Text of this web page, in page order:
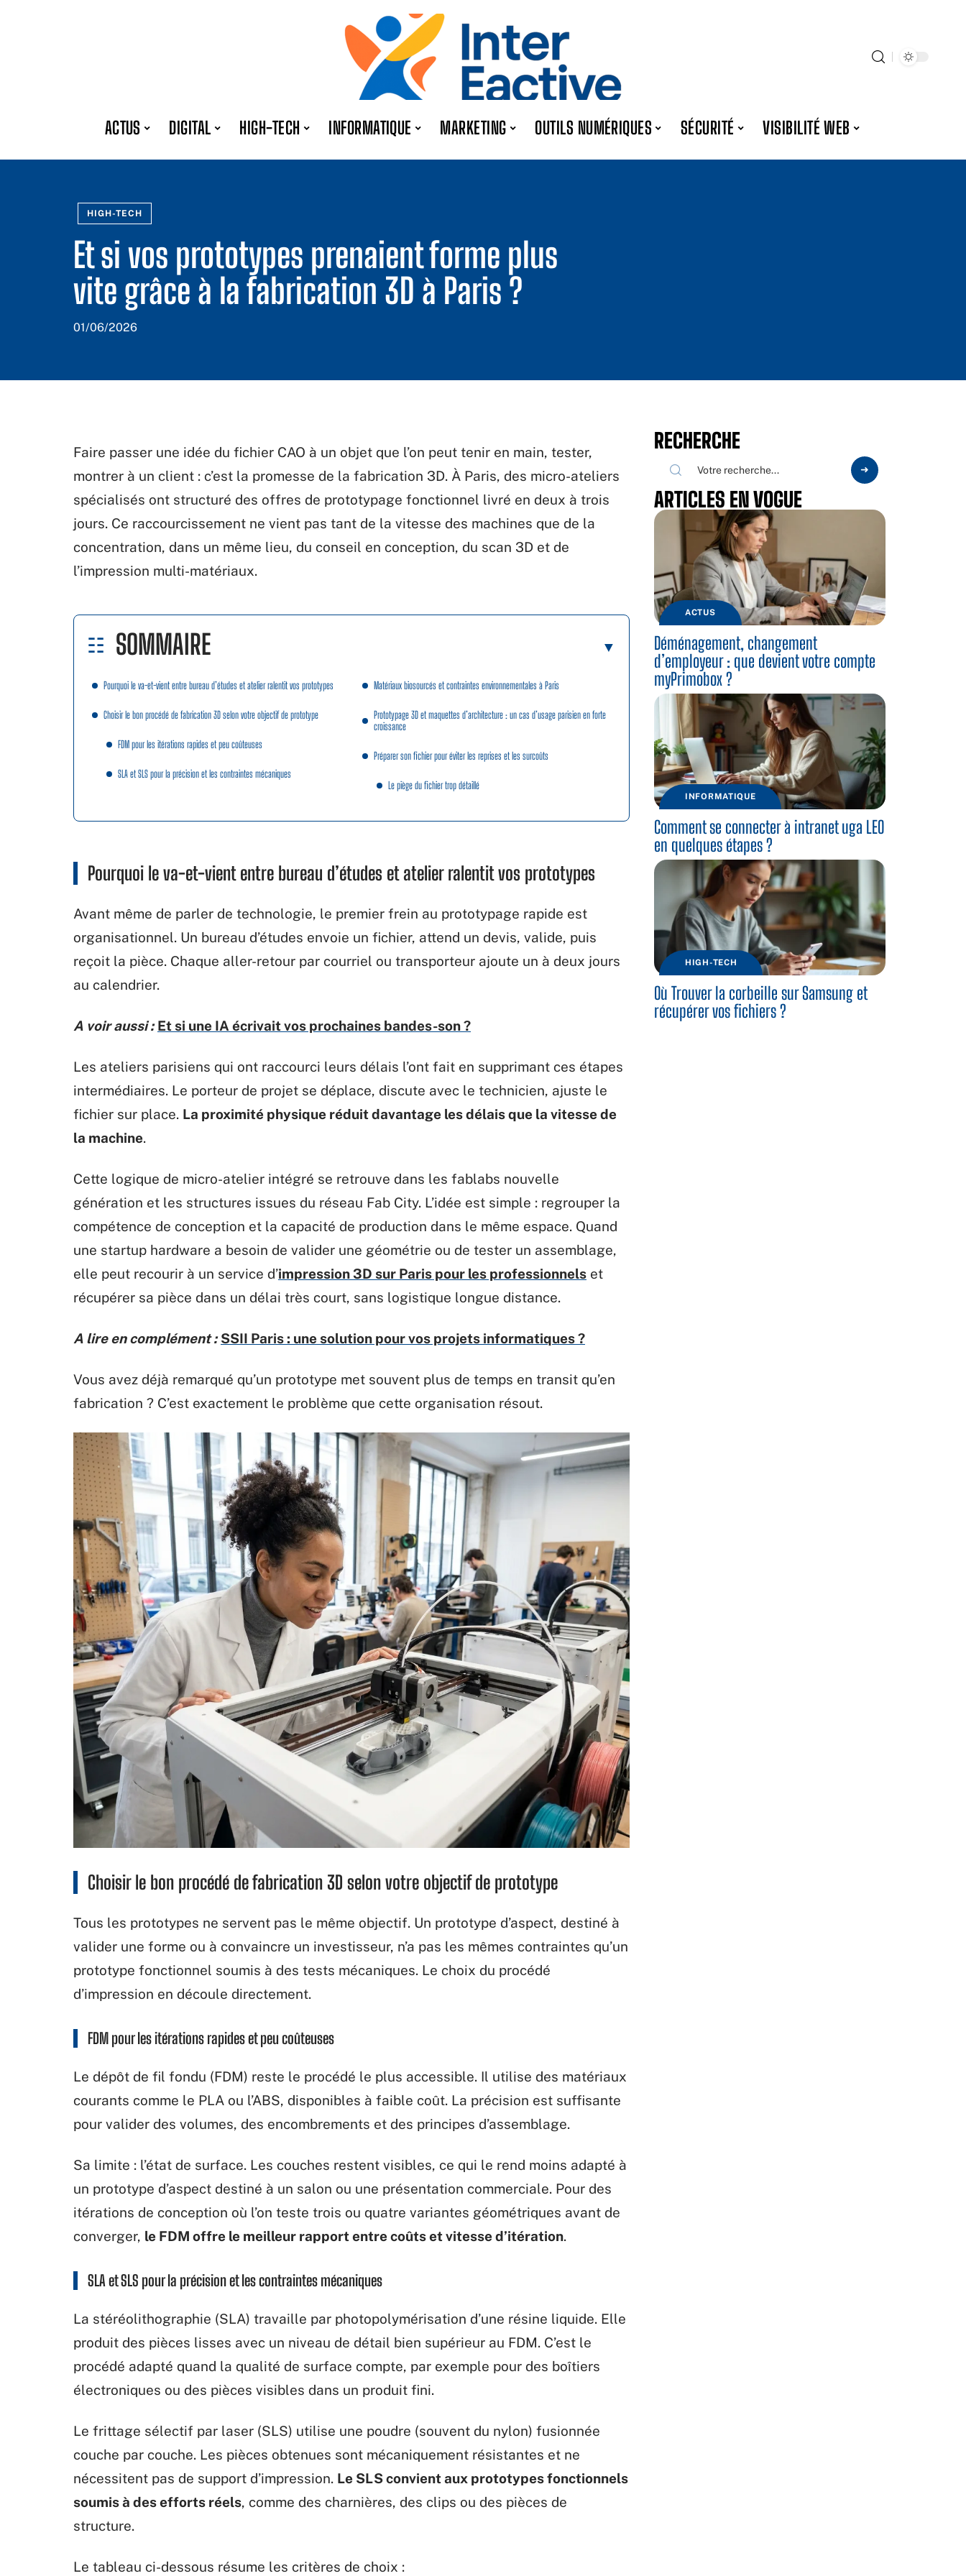
ACTUS DIGITAL HIGH-TECH INFORMATIQUE MARKETING OUTILS NUMÉRIQUES SÉCURITÉ VISIBILITÉ WEB
HIGH-TECH
Et si vos prototypes prenaient forme plus
vite grâce à la fabrication 3D à Paris ?
01/06/2026
Faire passer une idée du fichier CAO à un objet que l’on peut tenir en main, tester,
montrer à un client : c’est la promesse de la fabrication 3D. À Paris, des micro-ateliers
spécialisés ont structuré des offres de prototypage fonctionnel livré en deux à trois
jours. Ce raccourcissement ne vient pas tant de la vitesse des machines que de la
concentration, dans un même lieu, du conseil en conception, du scan 3D et de
l’impression multi-matériaux.
SOMMAIRE
Pourquoi le va-et-vient entre bureau d’études et atelier ralentit vos prototypes
Choisir le bon procédé de fabrication 3D selon votre objectif de prototype
FDM pour les itérations rapides et peu coûteuses
SLA et SLS pour la précision et les contraintes mécaniques
Matériaux biosourcés et contraintes environnementales à Paris
Prototypage 3D et maquettes d’architecture : un cas d’usage parisien en forte
croissance
Préparer son fichier pour éviter les reprises et les surcoûts
Le piège du fichier trop détaillé
Pourquoi le va-et-vient entre bureau d’études et atelier ralentit vos prototypes
Avant même de parler de technologie, le premier frein au prototypage rapide est
organisationnel. Un bureau d’études envoie un fichier, attend un devis, valide, puis
reçoit la pièce. Chaque aller-retour par courriel ou transporteur ajoute un à deux jours
au calendrier.
A voir aussi : Et si une IA écrivait vos prochaines bandes-son ?
Les ateliers parisiens qui ont raccourci leurs délais l’ont fait en supprimant ces étapes
intermédiaires. Le porteur de projet se déplace, discute avec le technicien, ajuste le
fichier sur place. La proximité physique réduit davantage les délais que la vitesse de
la machine.
Cette logique de micro-atelier intégré se retrouve dans les fablabs nouvelle
génération et les structures issues du réseau Fab City. L’idée est simple : regrouper la
compétence de conception et la capacité de production dans le même espace. Quand
une startup hardware a besoin de valider une géométrie ou de tester un assemblage,
elle peut recourir à un service d’impression 3D sur Paris pour les professionnels et
récupérer sa pièce dans un délai très court, sans logistique longue distance.
A lire en complément : SSII Paris : une solution pour vos projets informatiques ?
Vous avez déjà remarqué qu’un prototype met souvent plus de temps en transit qu’en
fabrication ? C’est exactement le problème que cette organisation résout.
Choisir le bon procédé de fabrication 3D selon votre objectif de prototype
Tous les prototypes ne servent pas le même objectif. Un prototype d’aspect, destiné à
valider une forme ou à convaincre un investisseur, n’a pas les mêmes contraintes qu’un
prototype fonctionnel soumis à des tests mécaniques. Le choix du procédé
d’impression en découle directement.
FDM pour les itérations rapides et peu coûteuses
Le dépôt de fil fondu (FDM) reste le procédé le plus accessible. Il utilise des matériaux
courants comme le PLA ou l’ABS, disponibles à faible coût. La précision est suffisante
pour valider des volumes, des encombrements et des principes d’assemblage.
Sa limite : l’état de surface. Les couches restent visibles, ce qui le rend moins adapté à
un prototype d’aspect destiné à un salon ou une présentation commerciale. Pour des
itérations de conception où l’on teste trois ou quatre variantes géométriques avant de
converger, le FDM offre le meilleur rapport entre coûts et vitesse d’itération.
SLA et SLS pour la précision et les contraintes mécaniques
La stéréolithographie (SLA) travaille par photopolymérisation d’une résine liquide. Elle
produit des pièces lisses avec un niveau de détail bien supérieur au FDM. C’est le
procédé adapté quand la qualité de surface compte, par exemple pour des boîtiers
électroniques ou des pièces visibles dans un produit fini.
Le frittage sélectif par laser (SLS) utilise une poudre (souvent du nylon) fusionnée
couche par couche. Les pièces obtenues sont mécaniquement résistantes et ne
nécessitent pas de support d’impression. Le SLS convient aux prototypes fonctionnels
soumis à des efforts réels, comme des charnières, des clips ou des pièces de
structure.
Le tableau ci-dessous résume les critères de choix :
RECHERCHE
ARTICLES EN VOGUE
ACTUS
Déménagement, changement
d’employeur : que devient votre compte
myPrimobox ?
INFORMATIQUE
Comment se connecter à intranet uga LEO
en quelques étapes ?
HIGH-TECH
Où Trouver la corbeille sur Samsung et
récupérer vos fichiers ?